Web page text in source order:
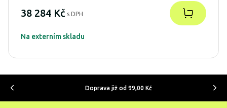
38 284 Kč s DPH
Na externím skladu
Doprava již od 99,00 Kč